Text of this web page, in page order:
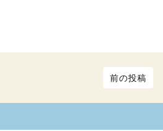
前の投稿